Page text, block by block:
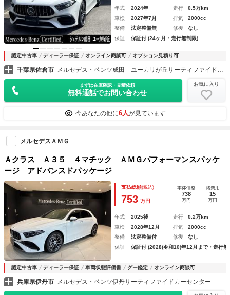
年式 2024年 走行
0.5万km
車検
2027年7月 排気
2000cc
整備
法定整備無 修復
なし
保証
保証付 (24ヶ月・走行無制限)
認定中古車 ディーラー保証 オンライン商談可 オプション見積り可
千葉県佐倉市
まずは在庫確認・見積依頼
無料通話でお問い合わせ
お気に入り
今あなたの他に6人が見ています
メルセデスＡＭＧ
Ａクラス Ａ３５ ４マチック ＡＭＧパフォーマンスパッケ
ージ アドバンスドパッケージ
支払総額(税込)
753 万円
本体価格
738
万円
諸費用
15
万円
年式 2025後 走行
0.2万km
車検
2028年12月 排気
2000cc
整備
法定整備付 修復
なし
保証
保証付 (2028(令和10)年12月まで・走行無
認定中古車 ディーラー保証 車両状態評価書 グー鑑定 オンライン商談可
兵庫県伊丹市 メルセデス・ベンツ伊丹サーティファイドカーセンター